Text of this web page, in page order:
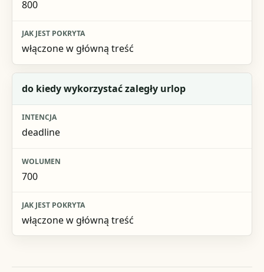
800
włączone w główną treść
do kiedy wykorzystać zaległy urlop
deadline
700
włączone w główną treść